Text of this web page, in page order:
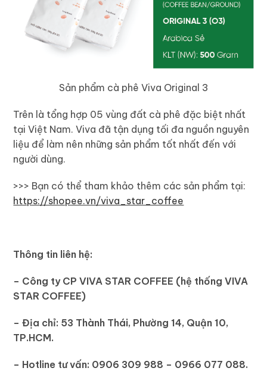
Sản phẩm cà phê Viva Original 3
Trên là tổng hợp 05 vùng đất cà phê đặc biệt nhất
tại Việt Nam. Viva đã tận dụng tối đa nguồn nguyên
liệu để làm nên những sản phẩm tốt nhất đến với
người dùng.
>>> Bạn có thể tham khảo thêm các sản phẩm tại:
https://shopee.vn/viva_star_coffee
Thông tin liên hệ:
– Công ty CP VIVA STAR COFFEE (hệ thống VIVA
STAR COFFEE)
– Địa chỉ: 53 Thành Thái, Phường 14, Quận 10,
TP.HCM.
– Hotline tư vấn: 0906 309 988 – 0966 077 088.